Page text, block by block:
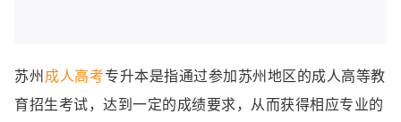
苏州成人高考专升本是指通过参加苏州地区的成人高等教
育招生考试，达到一定的成绩要求，从而获得相应专业的